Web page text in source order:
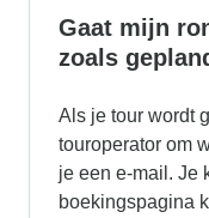
Gaat mijn
zoals
Als je tour wordt
touroperator om
je een e-mail. Je
boekingspagina